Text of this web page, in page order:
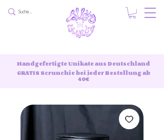
Handgefertigte Unikate aus Deutschland
GRATIS Scrunchie bei jeder Bestellung ab
40€